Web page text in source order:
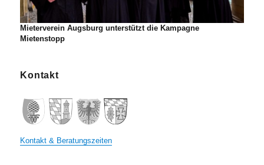
Mieterverein Augsburg unterstützt die Kampagne
Mietenstopp
Kontakt
Kontakt & Beratungszeiten